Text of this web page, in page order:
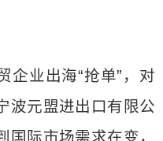
企业出海“抢单”，对
波元盟进出口有限公
际市场需求在变，